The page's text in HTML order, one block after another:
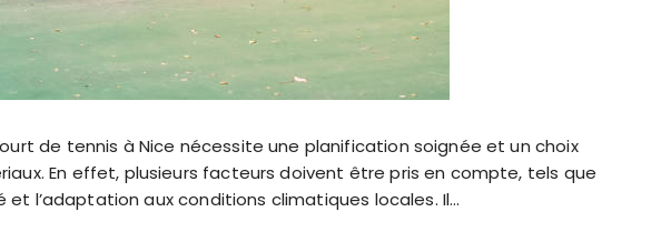
de tennis à Nice nécessite une planification soignée et un choix
En effet, plusieurs facteurs doivent être pris en compte, tels que
et l’adaptation aux conditions climatiques locales. Il…